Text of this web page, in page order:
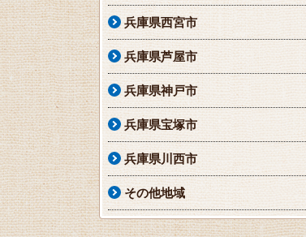
兵庫県西宮市
兵庫県芦屋市
兵庫県神戸市
兵庫県宝塚市
兵庫県川西市
その他地域